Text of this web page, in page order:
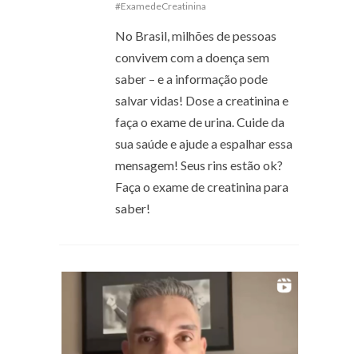
#ExamedeCreatinina
No Brasil, milhões de pessoas
convivem com a doença sem
saber – e a informação pode
salvar vidas! Dose a creatinina e
faça o exame de urina. Cuide da
sua saúde e ajude a espalhar essa
mensagem! Seus rins estão ok?
Faça o exame de creatinina para
saber!